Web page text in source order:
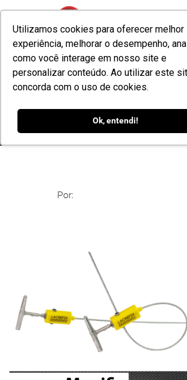
Utilizamos cookies para oferecer melhor
experiência, melhorar o desempenho,
como você interage em nosso site e
personalizar conteúdo. Ao utilizar este
concorda com o uso de cookies.
Ok, entendi!
CONHEÇA OS LACRES DE
RESISTENTES E ANTICORROSIVOS»MANIFIX-
Por: